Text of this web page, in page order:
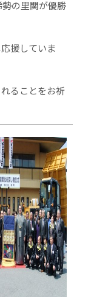
の里関が優勝
援していま
ることをお祈